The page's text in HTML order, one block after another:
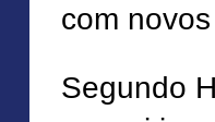
com
Segundo